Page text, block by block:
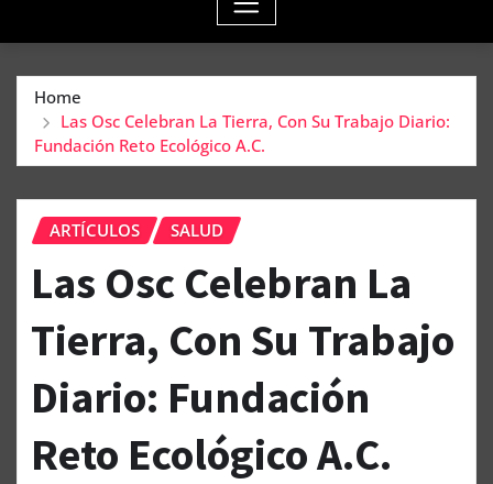
Home
Las Osc Celebran La Tierra, Con Su Trabajo Diario:
Fundación Reto Ecológico A.C.
ARTÍCULOS SALUD
Las Osc Celebran La
Tierra, Con Su Trabajo
Diario: Fundación
Reto Ecológico A.C.